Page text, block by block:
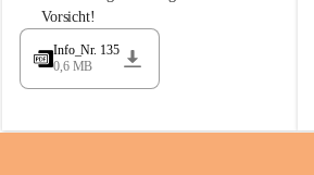
d
l
a
Vorsicht!
Info_Nr. 135
0,6 MB